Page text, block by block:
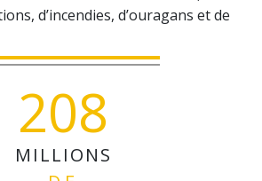
d’incendies, d’ouragans et de
208
MILLIONS